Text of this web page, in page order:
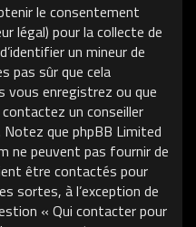
le consentement
légal) pour la collecte de
un mineur de
pas sûr que cela
vous enregistrez ou que
un conseiller
que phpBB Limited
ne peuvent pas fournir de
être contactés pour
sortes, à l’exception de
« Qui contacter pour